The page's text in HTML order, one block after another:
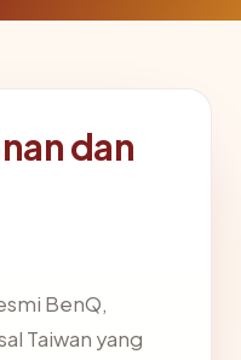
dan
BenQ,
Taiwan yang